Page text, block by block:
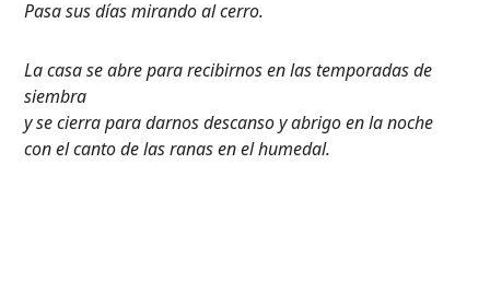
Pasa sus días mirando al cerro.
La casa se abre para recibirnos en las temporadas de
siembra
y se cierra para darnos descanso y abrigo en la noche
con el canto de las ranas en el humedal.